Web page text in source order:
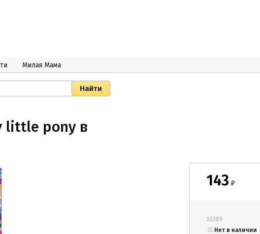
Милая Мама
little pony в
143 ₽
02389
Нет в наличии